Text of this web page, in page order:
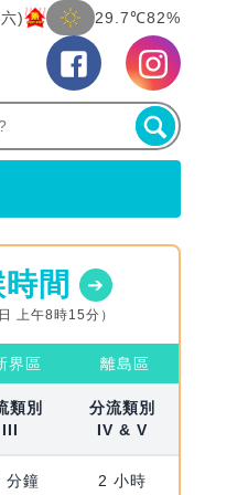
) 29.7℃82%
間
上午8時15分）
界區 離島區
類別
III
分流類別
IV & V
分鐘 2 小時